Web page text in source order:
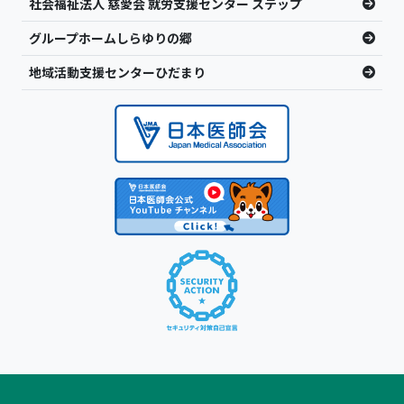
グループホームしらゆりの郷
地域活動支援センターひだまり